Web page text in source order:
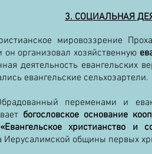
3. СОЦИАЛЬНАЯ
мировоззрение
организовал хозяйственную
деятельность
евангельские сельхозартели.
переменами и
богословское основание
«Евангельское христианство и
Иерусалимской общины первых